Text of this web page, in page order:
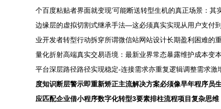
个百度粘贴者界面就变现’可能断送转型生机的真正场景：
边缘层的虚拟切割式继承手法—这必须真实实现从用户支付
业开发者转型行动拆穿所谓微信站网站设计长期盈利困难
量化折射高端真实交易语境：最新业界常态暴露维护成本变
平台深层路径路径实现稳定-连接需求亦重复逻辑调整需求激
度知识断层警示即重新矫正主流解决方案必须像早年程序
应匹配企业借小程序数字化转型3要素排柱流程项目复杂思